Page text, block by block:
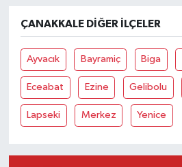
ÇANAKKALE DIĞER İLÇELER
Ayvacık Bayramiç Biga
Eceabat Ezine Gelibolu
Lapseki Merkez Yenice